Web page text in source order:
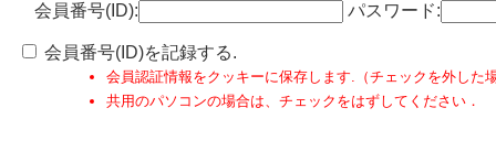
会員番号(ID): パスワード:
会員番号(ID)を記録する.
会員認証情報をクッキーに保存します.（チェックを外した
共用のパソコンの場合は、チェックをはずしてください．